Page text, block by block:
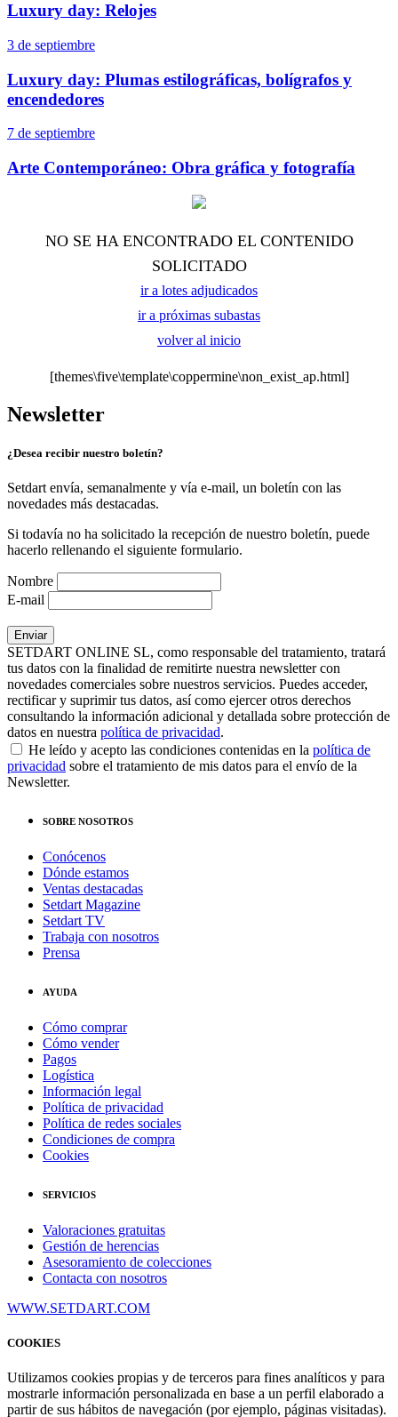
Luxury day: Relojes
3 de septiembre
Luxury day: Plumas estilográficas, bolígrafos y
encendedores
7 de septiembre
Arte Contemporáneo: Obra gráfica y fotografía
NO SE HA ENCONTRADO EL CONTENIDO
SOLICITADO
ir a lotes adjudicados
ir a próximas subastas
volver al inicio
[themes\five\template\coppermine\non_exist_ap.html]
Newsletter
¿Desea recibir nuestro boletín?
Setdart envía, semanalmente y vía e-mail, un boletín con las
novedades más destacadas.
Si todavía no ha solicitado la recepción de nuestro boletín, puede
hacerlo rellenando el siguiente formulario.
Nombre
E-mail
SETDART ONLINE SL, como responsable del tratamiento, tratará
tus datos con la finalidad de remitirte nuestra newsletter con
novedades comerciales sobre nuestros servicios. Puedes acceder,
rectificar y suprimir tus datos, así como ejercer otros derechos
consultando la información adicional y detallada sobre protección de
datos en nuestra política de privacidad.
He leído y acepto las condiciones contenidas en la política de
privacidad sobre el tratamiento de mis datos para el envío de la
Newsletter.
SOBRE NOSOTROS
Conócenos
Dónde estamos
Ventas destacadas
Setdart Magazine
Setdart TV
Trabaja con nosotros
Prensa
AYUDA
Cómo comprar
Cómo vender
Pagos
Logística
Información legal
Política de privacidad
Política de redes sociales
Condiciones de compra
Cookies
SERVICIOS
Valoraciones gratuitas
Gestión de herencias
Asesoramiento de colecciones
Contacta con nosotros
WWW.SETDART.COM
COOKIES
Utilizamos cookies propias y de terceros para fines analíticos y para
mostrarle información personalizada en base a un perfil elaborado a
partir de sus hábitos de navegación (por ejemplo, páginas visitadas).